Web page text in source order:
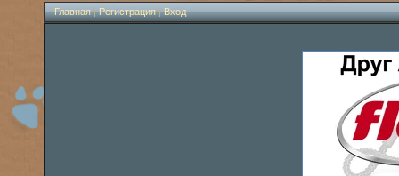
Главная|Регистрация|Вход